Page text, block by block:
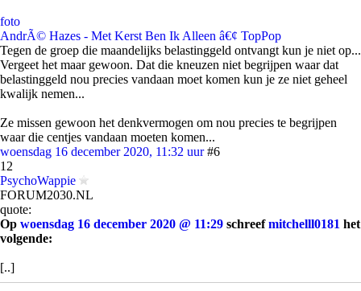
foto
AndrÃ© Hazes - Met Kerst Ben Ik Alleen â€¢ TopPop
Tegen de groep die maandelijks belastinggeld ontvangt kun je niet op...
Vergeet het maar gewoon. Dat die kneuzen niet begrijpen waar dat
belastinggeld nou precies vandaan moet komen kun je ze niet geheel
kwalijk nemen...
Ze missen gewoon het denkvermogen om nou precies te begrijpen
waar die centjes vandaan moeten komen...
woensdag 16 december 2020, 11:32 uur #6
12
PsychoWappie
FORUM2030.NL
quote:
Op woensdag 16 december 2020 @ 11:29 schreefmitchelll0181 het
volgende:
[..]